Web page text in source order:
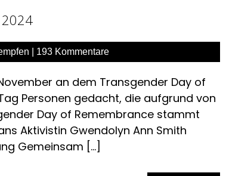
2024
193 Kommentare
an dem Transgender Day of
Personen gedacht, die aufgrund von
Day of Remembrance stammt
Aktivistin Gwendolyn Ann Smith
Gemeinsam […]